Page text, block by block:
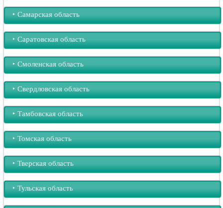
‣︎ Самарская область
‣︎ Саратовская область
‣︎ Смоленская область
‣︎ Свердловская область
‣︎ Тамбовская область
‣︎ Томская область
‣︎ Тверская область
‣︎ Тульская область